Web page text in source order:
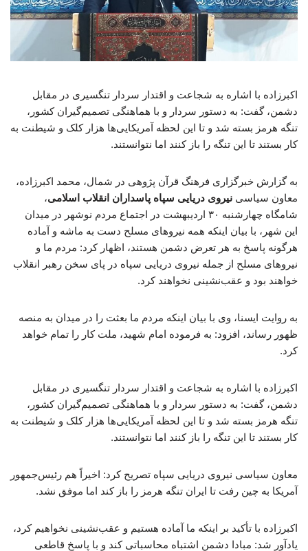
اکبرزاده با اشاره به شجاعت و اقتدار سردار تنگسیری در مقابل
دشمن، گفت: به دستور سردار و با هماهنگی تصمیم‌گیران کشور،
تنگه هرمز بسته شد و تا این لحظه آمریکایی‌ها هزار کلک و شیطنت به
کار بستند تا این تنگه را باز کنند اما نتوانستند.
به گزارش خبرگزاری فرهنگ قرآن پژوهی در شمال، محمد اکبرزاده،
معاون سیاسی نیروی دریایی سپاه پاسداران انقلاب اسلامی،
شامگاه چهارشنبه ۳۰ اردیبهشت در اجتماع مردم نوشهر در میدان
این شهر، با بیان اینکه همه نیروهای مسلح دست به ماشه و آماده
هرگونه پاسخ به هر تعرض دشمن هستند، اظهار کرد: مردم ما و
نیروهای مسلح از جمله نیروی دریایی سپاه در پای سخن رهبر انقلاب
خواهند بود و عقب‌نشینی نخواهند کرد.
به روایت ایسنا، وی با بیان اینکه مردم ما بعثت را در میدان به منصه
ظهور رساند، افزود: به فرموده امام شهید، ملت کار را تمام خواهد
کرد.
اکبرزاده با اشاره به شجاعت و اقتدار سردار تنگسیری در مقابل
دشمن، گفت: به دستور سردار و با هماهنگی تصمیم‌گیران کشور،
تنگه هرمز بسته شد و تا این لحظه آمریکایی‌ها هزار کلک و شیطنت به
کار بستند تا این تنگه را باز کنند اما نتوانستند.
معاون سیاسی نیروی دریایی سپاه تصریح کرد: اخیراً هم رئیس‌جمهور
آمریکا به چین رفت تا ایران تنگه هرمز را باز کند اما موفق نشد.
اکبرزاده با تأکید بر اینکه ما آماده هستیم و عقب‌نشینی نخواهیم کرد،
یادآور شد: مبادا دشمن اشتباه محاسباتی کند و با پاسخ قاطعی